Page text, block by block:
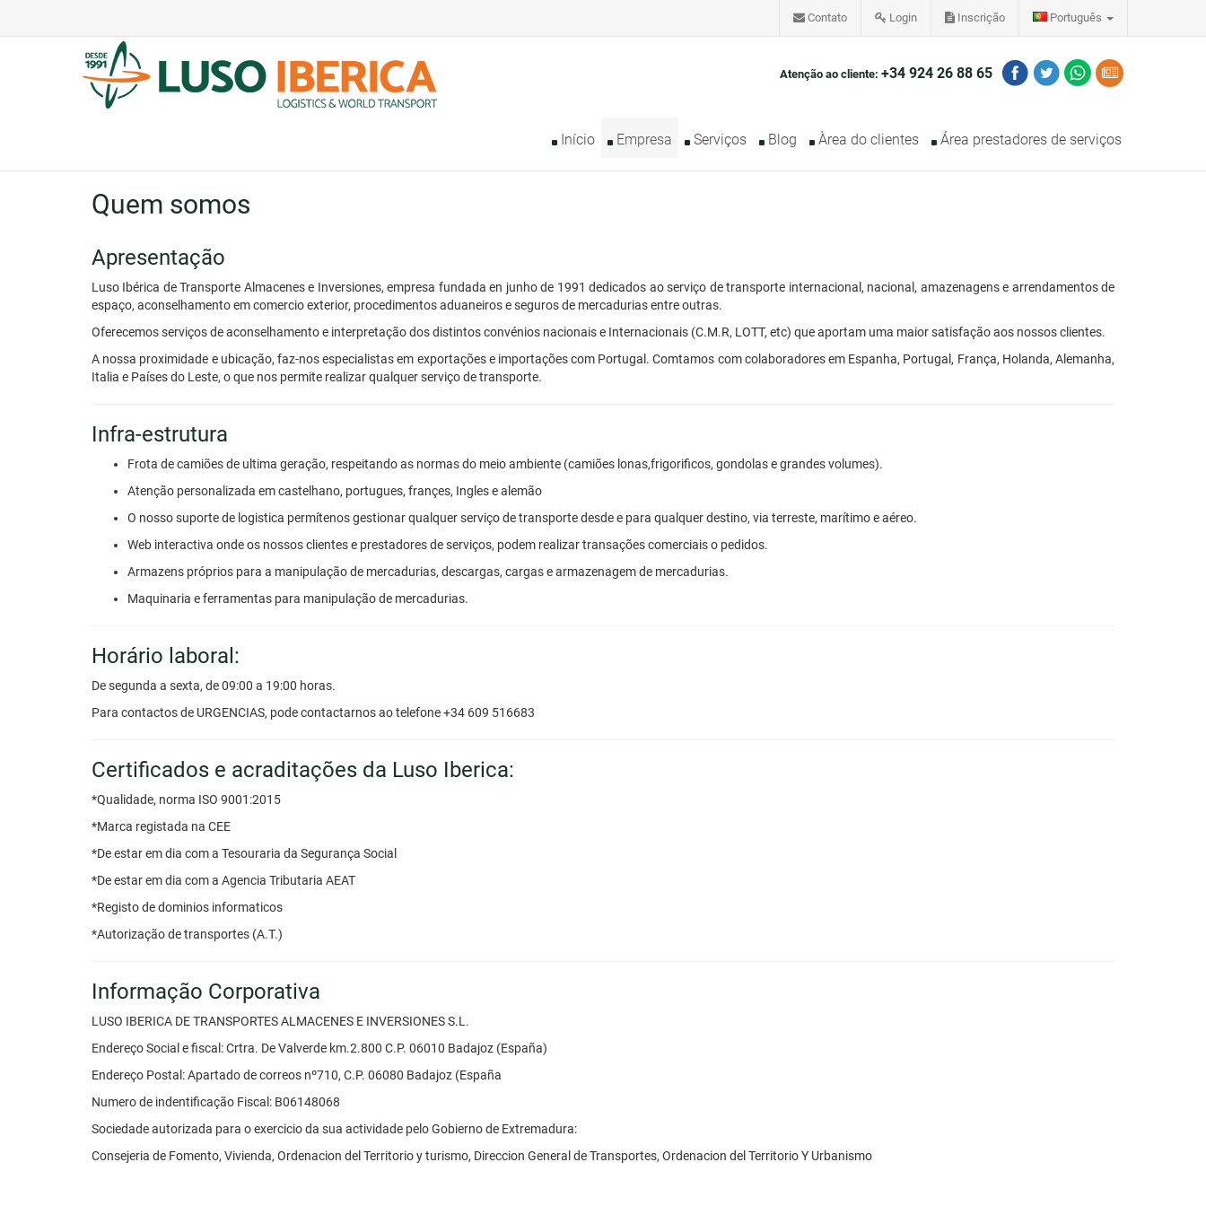
Contato Login Inscrição Português
Atenção ao cliente: +34 924 26 88 65
Início Empresa Serviços Blog Àrea do clientes Área prestadores de serviços
Quem somos
Apresentação
Luso Ibérica de Transporte Almacenes e Inversiones, empresa fundada en junho de 1991 dedicados ao serviço de transporte internacional, nacional, amazenagens e arrendamentos de
espaço, aconselhamento em comercio exterior, procedimentos aduaneiros e seguros de mercadurias entre outras.
Oferecemos serviços de aconselhamento e interpretação dos distintos convénios nacionais e Internacionais (C.M.R, LOTT, etc) que aportam uma maior satisfação aos nossos clientes.
A nossa proximidade e ubicação, faz-nos especialistas em exportações e importações com Portugal. Comtamos com colaboradores em Espanha, Portugal, França, Holanda, Alemanha,
Italia e Países do Leste, o que nos permite realizar qualquer serviço de transporte.
Infra-estrutura
Frota de camiões de ultima geração, respeitando as normas do meio ambiente (camiões lonas,frigorificos, gondolas e grandes volumes).
Atenção personalizada em castelhano, portugues, françes, Ingles e alemão
O nosso suporte de logistica permítenos gestionar qualquer serviço de transporte desde e para qualquer destino, via terreste, marítimo e aéreo.
Web interactiva onde os nossos clientes e prestadores de serviços, podem realizar transações comerciais o pedidos.
Armazens próprios para a manipulação de mercadurias, descargas, cargas e armazenagem de mercadurias.
Maquinaria e ferramentas para manipulação de mercadurias.
Horário laboral:
De segunda a sexta, de 09:00 a 19:00 horas.
Para contactos de URGENCIAS, pode contactarnos ao telefone +34 609 516683
Certificados e acraditações da Luso Iberica:
*Qualidade, norma ISO 9001:2015
*Marca registada na CEE
*De estar em dia com a Tesouraria da Segurança Social
*De estar em dia com a Agencia Tributaria AEAT
*Registo de dominios informaticos
*Autorização de transportes (A.T.)
Informação Corporativa
LUSO IBERICA DE TRANSPORTES ALMACENES E INVERSIONES S.L.
Endereço Social e fiscal: Crtra. De Valverde km.2.800 C.P. 06010 Badajoz (España)
Endereço Postal: Apartado de correos nº710, C.P. 06080 Badajoz (España
Numero de indentificação Fiscal: B06148068
Sociedade autorizada para o exercicio da sua actividade pelo Gobierno de Extremadura:
Consejeria de Fomento, Vivienda, Ordenacion del Territorio y turismo, Direccion General de Transportes, Ordenacion del Territorio Y Urbanismo